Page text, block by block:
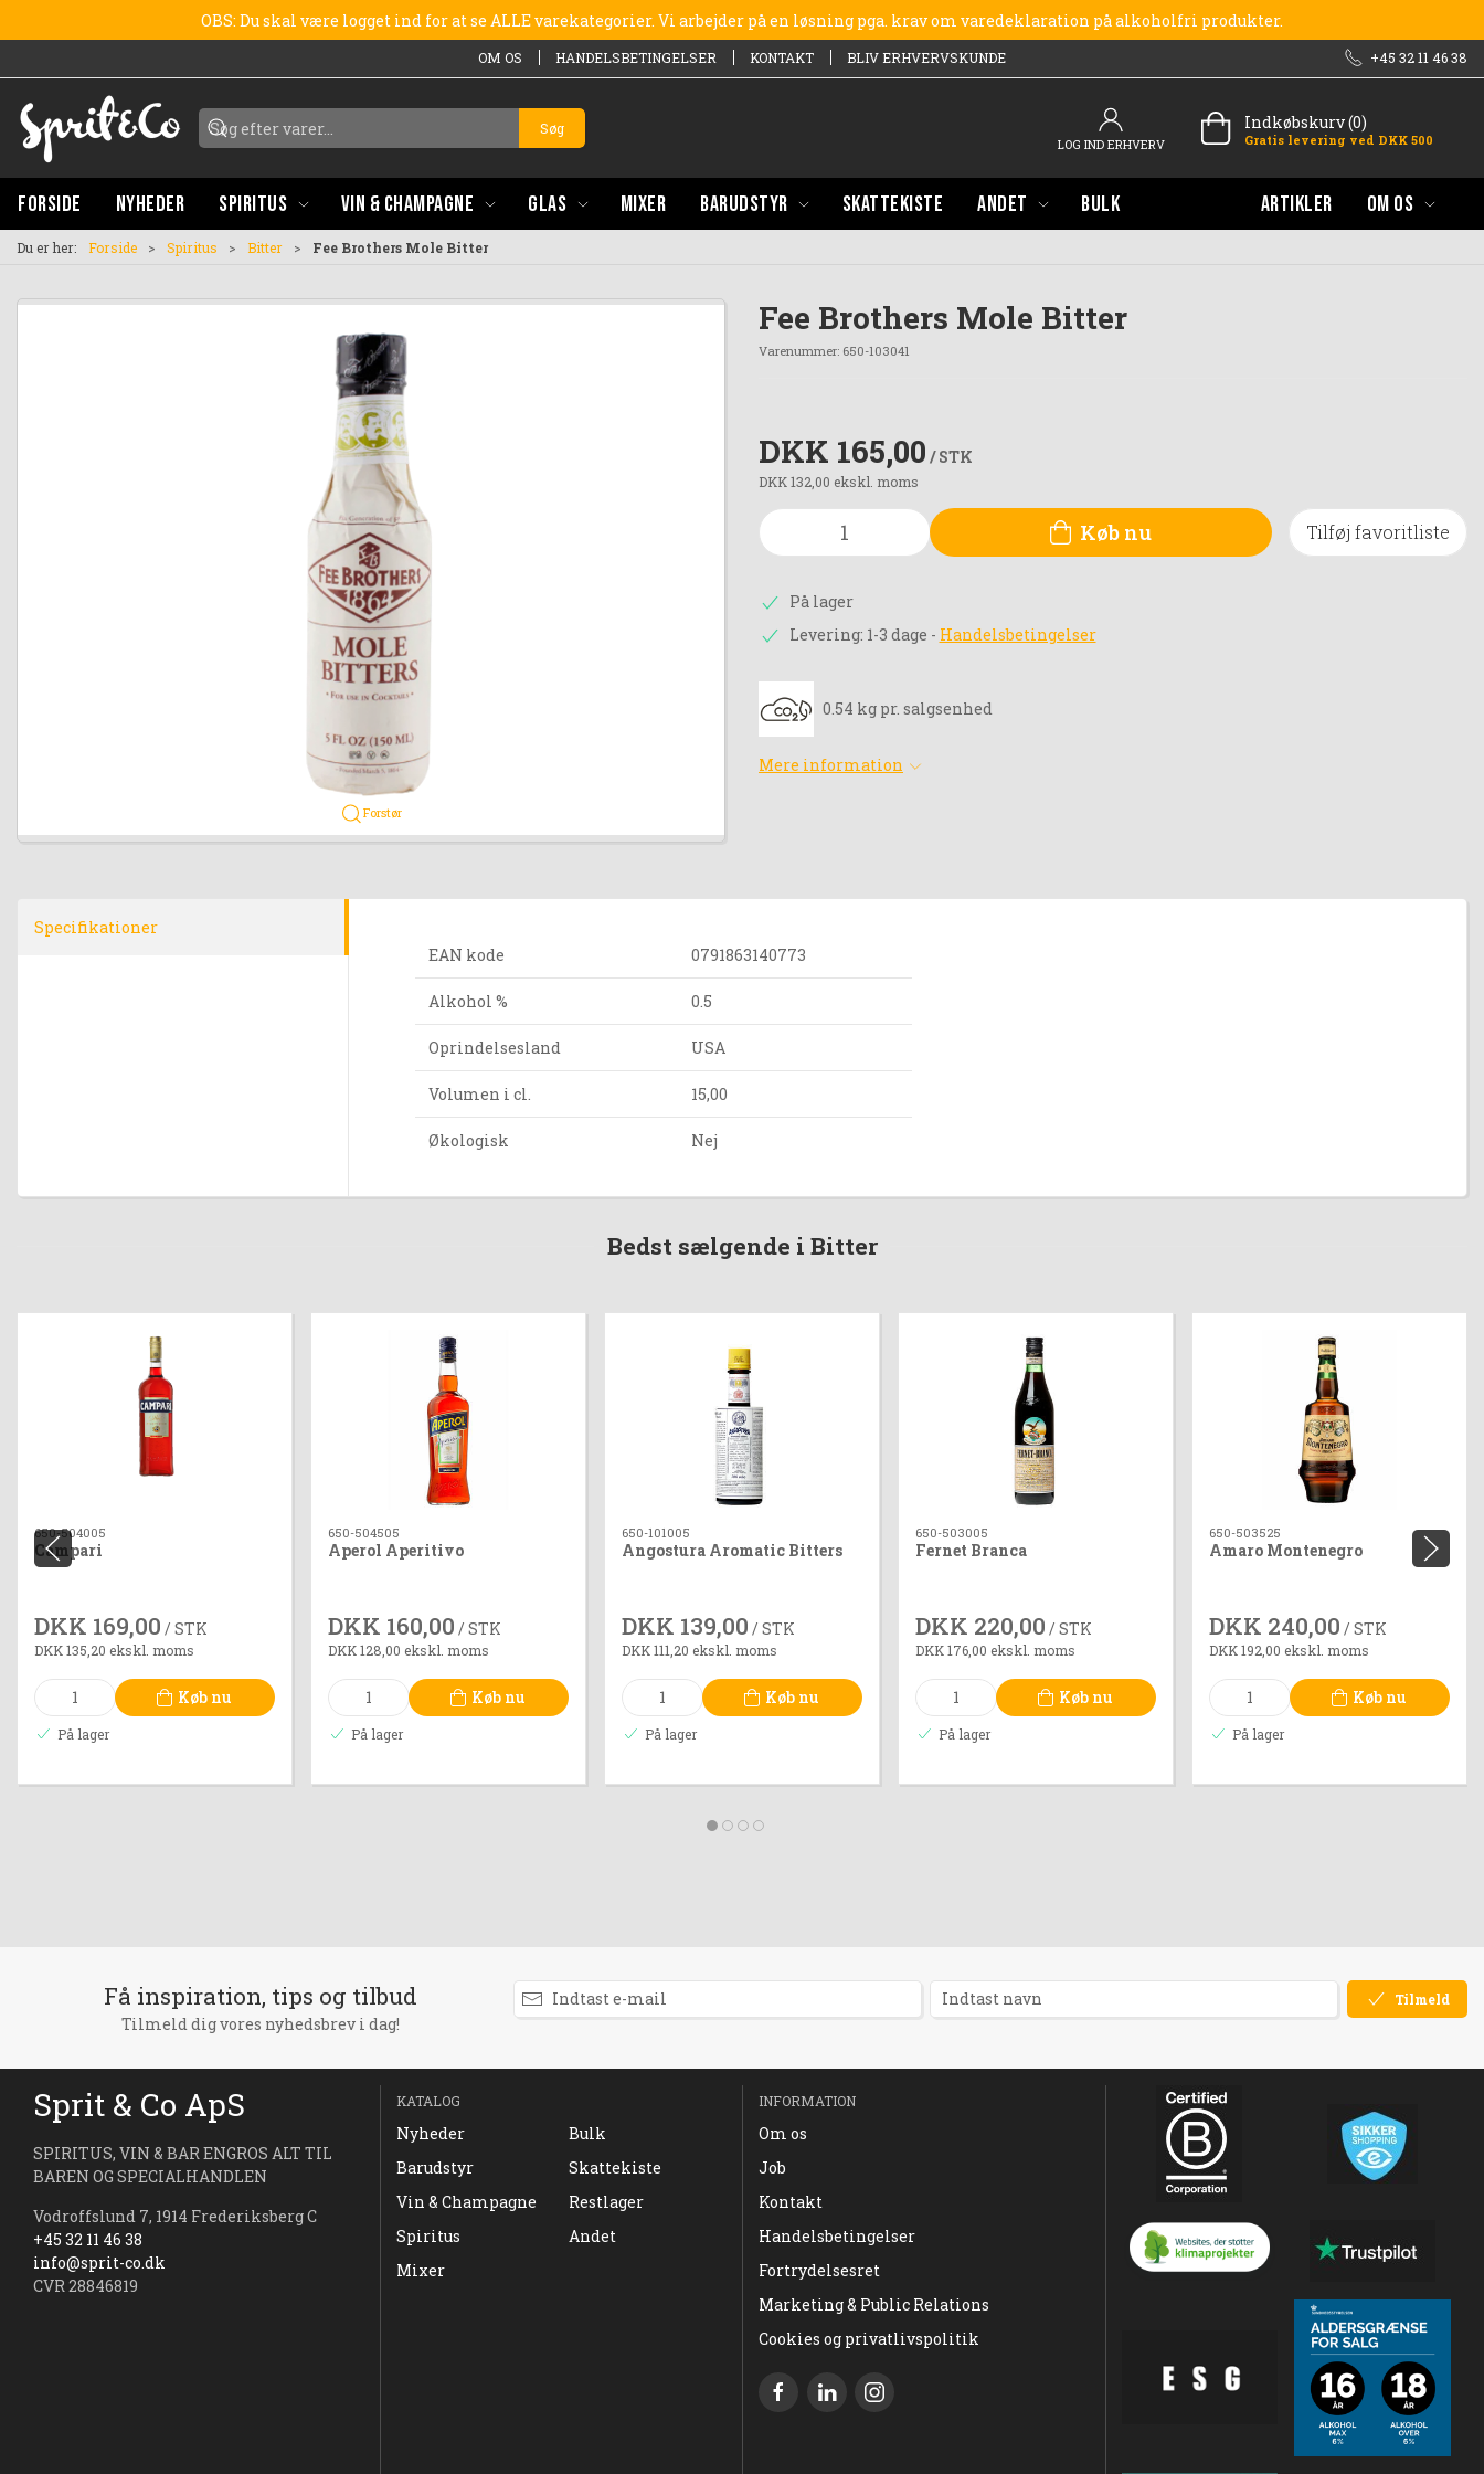
OBS: Du skal være logget ind for at se ALLE varekategorier. Vi arbejder på en løsning pga. krav om varedeklaration på alkoholfri produkter.
OM OS HANDELSBETINGELSER KONTAKT BLIV ERHVERVSKUNDE +45 32 11 46 38
Søg
LOG IND ERHVERV
Indkøbskurv (0)
Gratis levering ved DKK 500
FORSIDE NYHEDER SPIRITUS VIN & CHAMPAGNE GLAS MIXER BARUDSTYR SKATTEKISTE ANDET BULK ARTIKLER OM OS
Du er her: Forside Spiritus Bitter Fee Brothers Mole Bitter
Forstør
Fee Brothers Mole Bitter
Varenummer: 650-103041
DKK 165,00 / STK
DKK 132,00 ekskl. moms
Køb nu Tilføj favoritliste
På lager
Levering: 1-3 dage - Handelsbetingelser
0.54 kg pr. salgsenhed
Mere information
Specifikationer
EAN kode
0791863140773
Alkohol % 0.5
Oprindelsesland USA
Volumen i cl. 15,00
Økologisk Nej
Bedst sælgende i Bitter
650-504005
Campari
DKK 169,00 / STK
DKK 135,20 ekskl. moms
Køb nu
På lager
650-504505
Aperol Aperitivo
DKK 160,00 / STK
DKK 128,00 ekskl. moms
Køb nu
På lager
650-101005
Angostura Aromatic Bitters
DKK 139,00 / STK
DKK 111,20 ekskl. moms
Køb nu
På lager
650-503005
Fernet Branca
DKK 220,00 / STK
DKK 176,00 ekskl. moms
Køb nu
På lager
650-503525
Amaro Montenegro
DKK 240,00 / STK
DKK 192,00 ekskl. moms
Køb nu
På lager
Få inspiration, tips og tilbud
Tilmeld dig vores nyhedsbrev i dag!
Tilmeld
Sprit & Co ApS
SPIRITUS, VIN & BAR ENGROS ALT TIL
BAREN OG SPECIALHANDLEN
Vodroffslund 7, 1914 Frederiksberg C
+45 32 11 46 38
info@sprit-co.dk
CVR 28846819
KATALOG
Nyheder
Barudstyr
Vin & Champagne
Spiritus
Mixer
Bulk
Skattekiste
Restlager
Andet
INFORMATION
Om os
Job
Kontakt
Handelsbetingelser
Fortrydelsesret
Marketing & Public Relations
Cookies og privatlivspolitik